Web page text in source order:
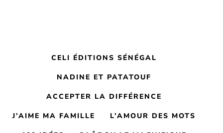
CELI ÉDITIONS SÉNÉGAL
NADINE ET PATATOUF
ACCEPTER LA DIFFÉRENCE
J’AIME MA FAMILLE L’AMOUR DES MOTS